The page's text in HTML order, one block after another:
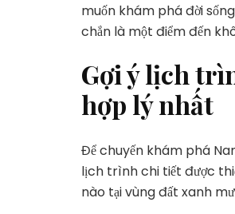
muốn khám phá đời
chắn là một điểm đến
Gợi ý lịch
hợp lý nhất
Để chuyến khám phá
lịch trình chi tiết được
nào tại vùng đất xanh